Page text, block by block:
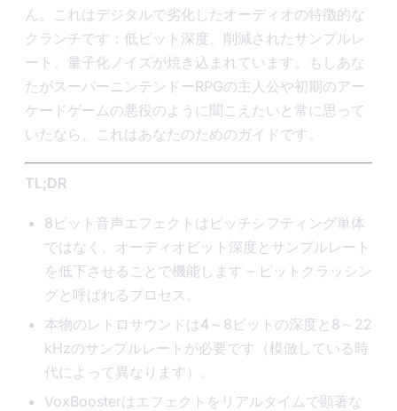
ん。これはデジタルで劣化したオーディオの特徴的な
クランチです：低ビット深度、削減されたサンプルレ
ート、量子化ノイズが焼き込まれています。もしあな
たがスーパーニンテンドーRPGの主人公や初期のアー
ケードゲームの悪役のように聞こえたいと常に思って
いたなら、これはあなたのためのガイドです。
TL;DR
8ビット音声エフェクトはピッチシフティング単体
ではなく、オーディオビット深度とサンプルレート
を低下させることで機能します – ビットクラッシン
グと呼ばれるプロセス。
本物のレトロサウンドは4～8ビットの深度と8～22
kHzのサンプルレートが必要です（模倣している時
代によって異なります）。
VoxBoosterはエフェクトをリアルタイムで顕著な